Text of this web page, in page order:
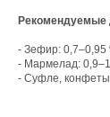
Рекомендуемые
- Зефир: 0,7–0,95
- Мармелад:
- Суфле, конфеты